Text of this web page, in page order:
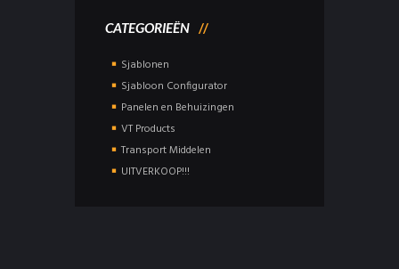
CATEGORIEËN
Sjablonen
Sjabloon Configurator
Panelen en Behuizingen
VT Products
Transport Middelen
UITVERKOOP!!!